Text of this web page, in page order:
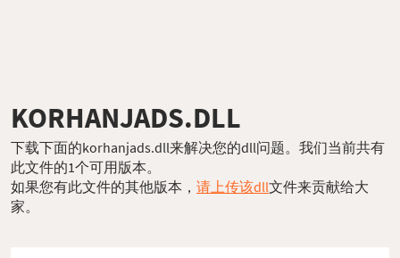
KORHANJADS.DLL
下载下面的korhanjads.dll来解决您的dll问题。我们当前共有
此文件的1个可用版本。
如果您有此文件的其他版本， 请上传该dll文件来贡献给大
家。